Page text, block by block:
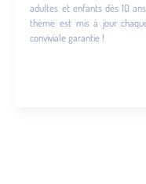
adultes et enfants dès 10
thème est mis à jour
conviviale garantie !